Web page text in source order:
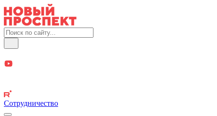
Сотрудничество